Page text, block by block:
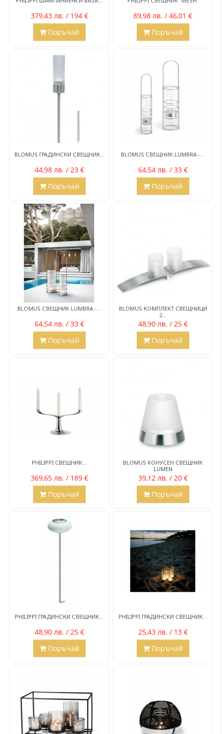
379,43 лв. / 194 €
Поръчай
89,98 лв. / 46,01 €
Поръчай
BLOMUS ГРАДИНСКИ СВЕЩНИК...
44,98 лв. / 23 €
Поръчай
BLOMUS СВЕЩНИК LUMBRA -...
64,54 лв. / 33 €
Поръчай
BLOMUS СВЕЩНИК LUMBRA -...
64,54 лв. / 33 €
Поръчай
BLOMUS КОМПЛЕКТ СВЕЩНИЦИ
2...
48,90 лв. / 25 €
Поръчай
PHILIPPI СВЕЩНИК...
369,65 лв. / 189 €
Поръчай
BLOMUS КОНУСЕН СВЕЩНИК
LUMEN
39,12 лв. / 20 €
Поръчай
PHILIPPI ГРАДИНСКИ СВЕЩНИК...
48,90 лв. / 25 €
Поръчай
PHILIPPI ГРАДИНСКИ СВЕЩНИК...
25,43 лв. / 13 €
Поръчай